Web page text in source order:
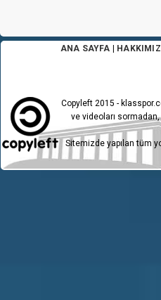
ANA SAYFA
Copyleft 2015 -
ve videoları
Sitemizde yapılan tüm